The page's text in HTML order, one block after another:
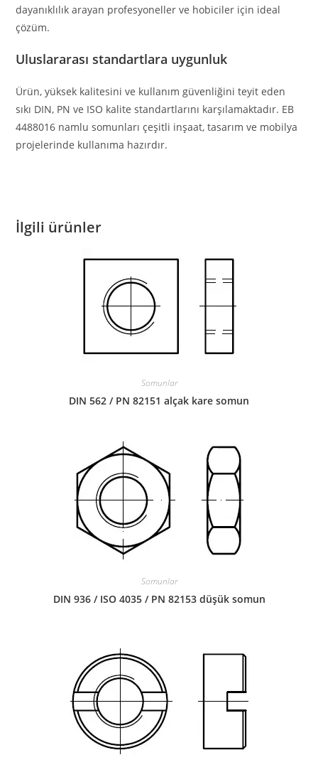
dayanıklılık arayan profesyoneller ve hobiciler için ideal
çözüm.
Uluslararası standartlara uygunluk
Ürün, yüksek kalitesini ve kullanım güvenliğini teyit eden
sıkı DIN, PN ve ISO kalite standartlarını karşılamaktadır. EB
4488016 namlu somunları çeşitli inşaat, tasarım ve mobilya
projelerinde kullanıma hazırdır.
İlgili ürünler
Somunlar
DIN 562 / PN 82151 alçak kare somun
Somunlar
DIN 936 / ISO 4035 / PN 82153 düşük somun